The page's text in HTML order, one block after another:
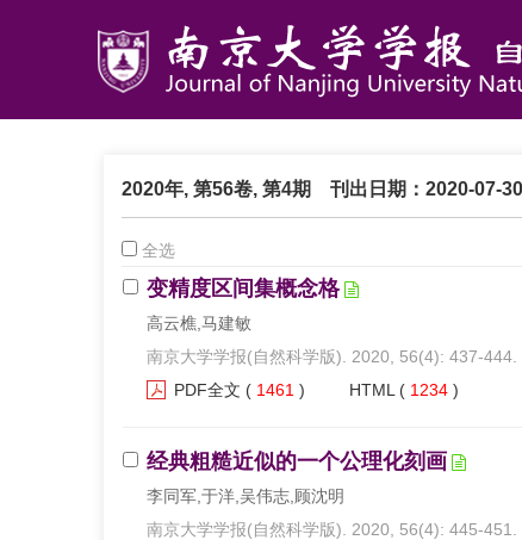
2020年, 第56卷, 第4期 刊出日期：2020-07-30
全选
变精度区间集概念格
高云樵,马建敏
南京大学学报(自然科学版). 2020, 56(4): 437-444.
PDF全文 ( 1461 ) HTML ( 1234 )
经典粗糙近似的一个公理化刻画
李同军,于洋,吴伟志,顾沈明
南京大学学报(自然科学版). 2020, 56(4): 445-451.